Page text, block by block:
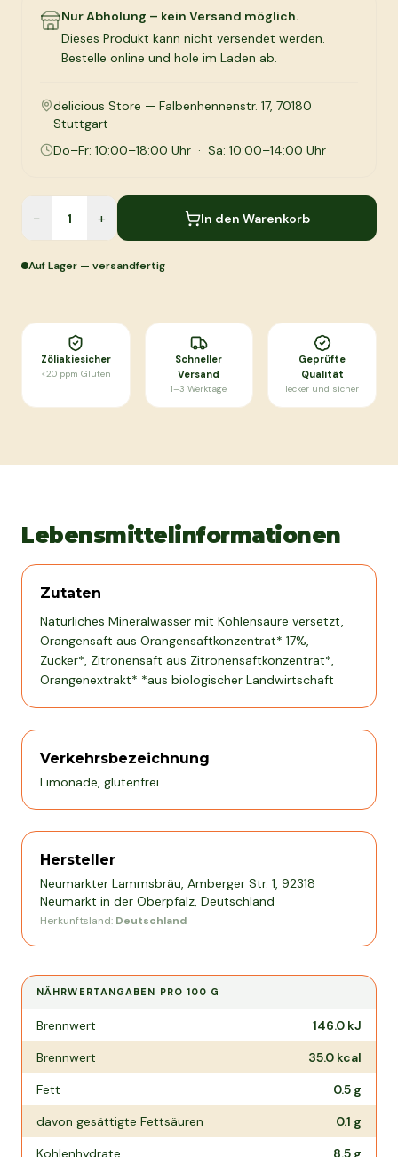
Nur Abholung – kein Versand möglich.
Dieses Produkt kann nicht versendet werden.
Bestelle online und hole im Laden ab.
delicious Store — Falbenhennenstr. 17, 70180
Stuttgart
Do–Fr: 10:00–18:00 Uhr · Sa: 10:00–14:00 Uhr
− + In den Warenkorb
Auf Lager — versandfertig
Zöliakiesicher
<20 ppm Gluten
Schneller
Versand
1–3 Werktage
Geprüfte
Qualität
lecker und sicher
Lebensmittelinformationen
Zutaten
Natürliches Mineralwasser mit Kohlensäure versetzt,
Orangensaft aus Orangensaftkonzentrat* 17%,
Zucker*, Zitronensaft aus Zitronensaftkonzentrat*,
Orangenextrakt* *aus biologischer Landwirtschaft
Verkehrsbezeichnung
Limonade, glutenfrei
Hersteller
Neumarkter Lammsbräu, Amberger Str. 1, 92318
Neumarkt in der Oberpfalz, Deutschland
Herkunftsland: Deutschland
NÄHRWERTANGABEN PRO100 G
Nährwertangaben pro
Brennwert 146.0 kJ
Brennwert
35.0 kcal
Fett
0.5 g
davon gesättigte Fettsäuren
0.1 g
Kohlenhydrate
8.5 g